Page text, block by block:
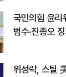
국민의힘 윤리
범수·진종오
위성락, 스틸